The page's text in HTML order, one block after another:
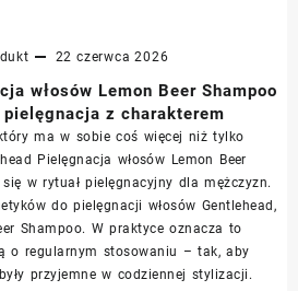
22 czerwca 2026
włosów Lemon Beer Shampoo
z charakterem
ma w sobie coś więcej niż tylko
Pielęgnacja włosów Lemon Beer
w rytuał pielęgnacyjny dla mężczyzn.
do pielęgnacji włosów Gentlehead,
Shampoo. W praktyce oznacza to
o regularnym stosowaniu – tak, aby
przyjemne w codziennej stylizacji.